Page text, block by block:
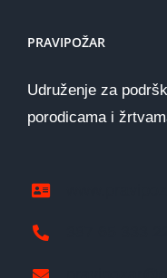
PRAVIPOŽAR
Udruženje za
porodicama i